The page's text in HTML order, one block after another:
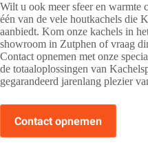
Wilt u ook meer sfeer en warmte
één van de vele houtkachels die
aanbiedt. Kom onze kachels in
showroom in Zutphen of vraag
Contact opnemen met onze
de totaaloplossingen van
gegarandeerd jarenlang plezier
Contact opnemen